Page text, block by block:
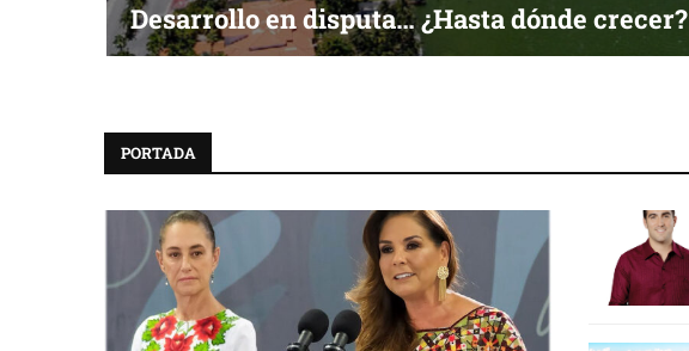
Desarrollo en disputa… ¿Hasta dónde crecer?
PORTADA